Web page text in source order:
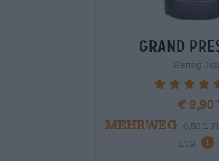
grand
Hertog Jan
100%
€ 9,90
MEHRWEG
0,50 L
LTR